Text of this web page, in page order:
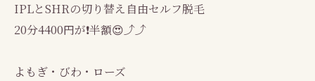
IPLとSHRの切り替え自由セルフ脱毛
20分4400円が❗半額😍⤴⤴
よもぎ・びわ・ローズ